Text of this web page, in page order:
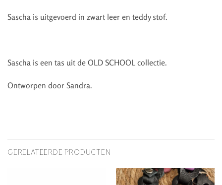
Sascha is uitgevoerd in zwart leer en teddy stof.
Sascha is een tas uit de OLD SCHOOL collectie.
Ontworpen door Sandra.
GERELATEERDE PRODUCTEN